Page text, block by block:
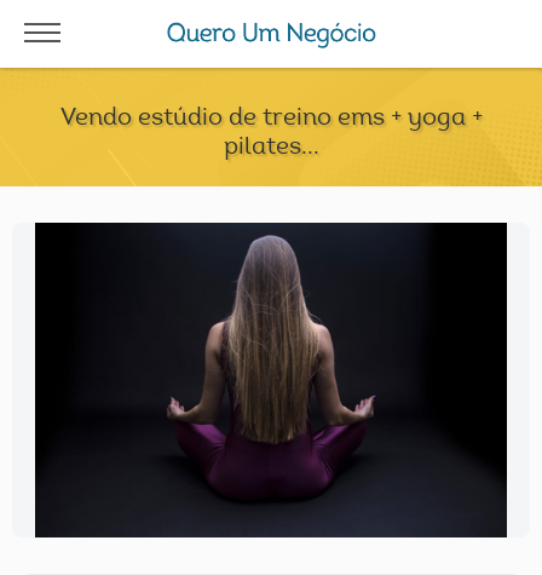
Vendo estúdio de treino ems + yoga +
pilates...